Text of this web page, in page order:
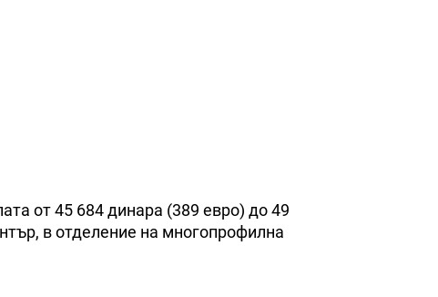
от 45 684 динара (389 евро) до 49
в отделение на многопрофилна